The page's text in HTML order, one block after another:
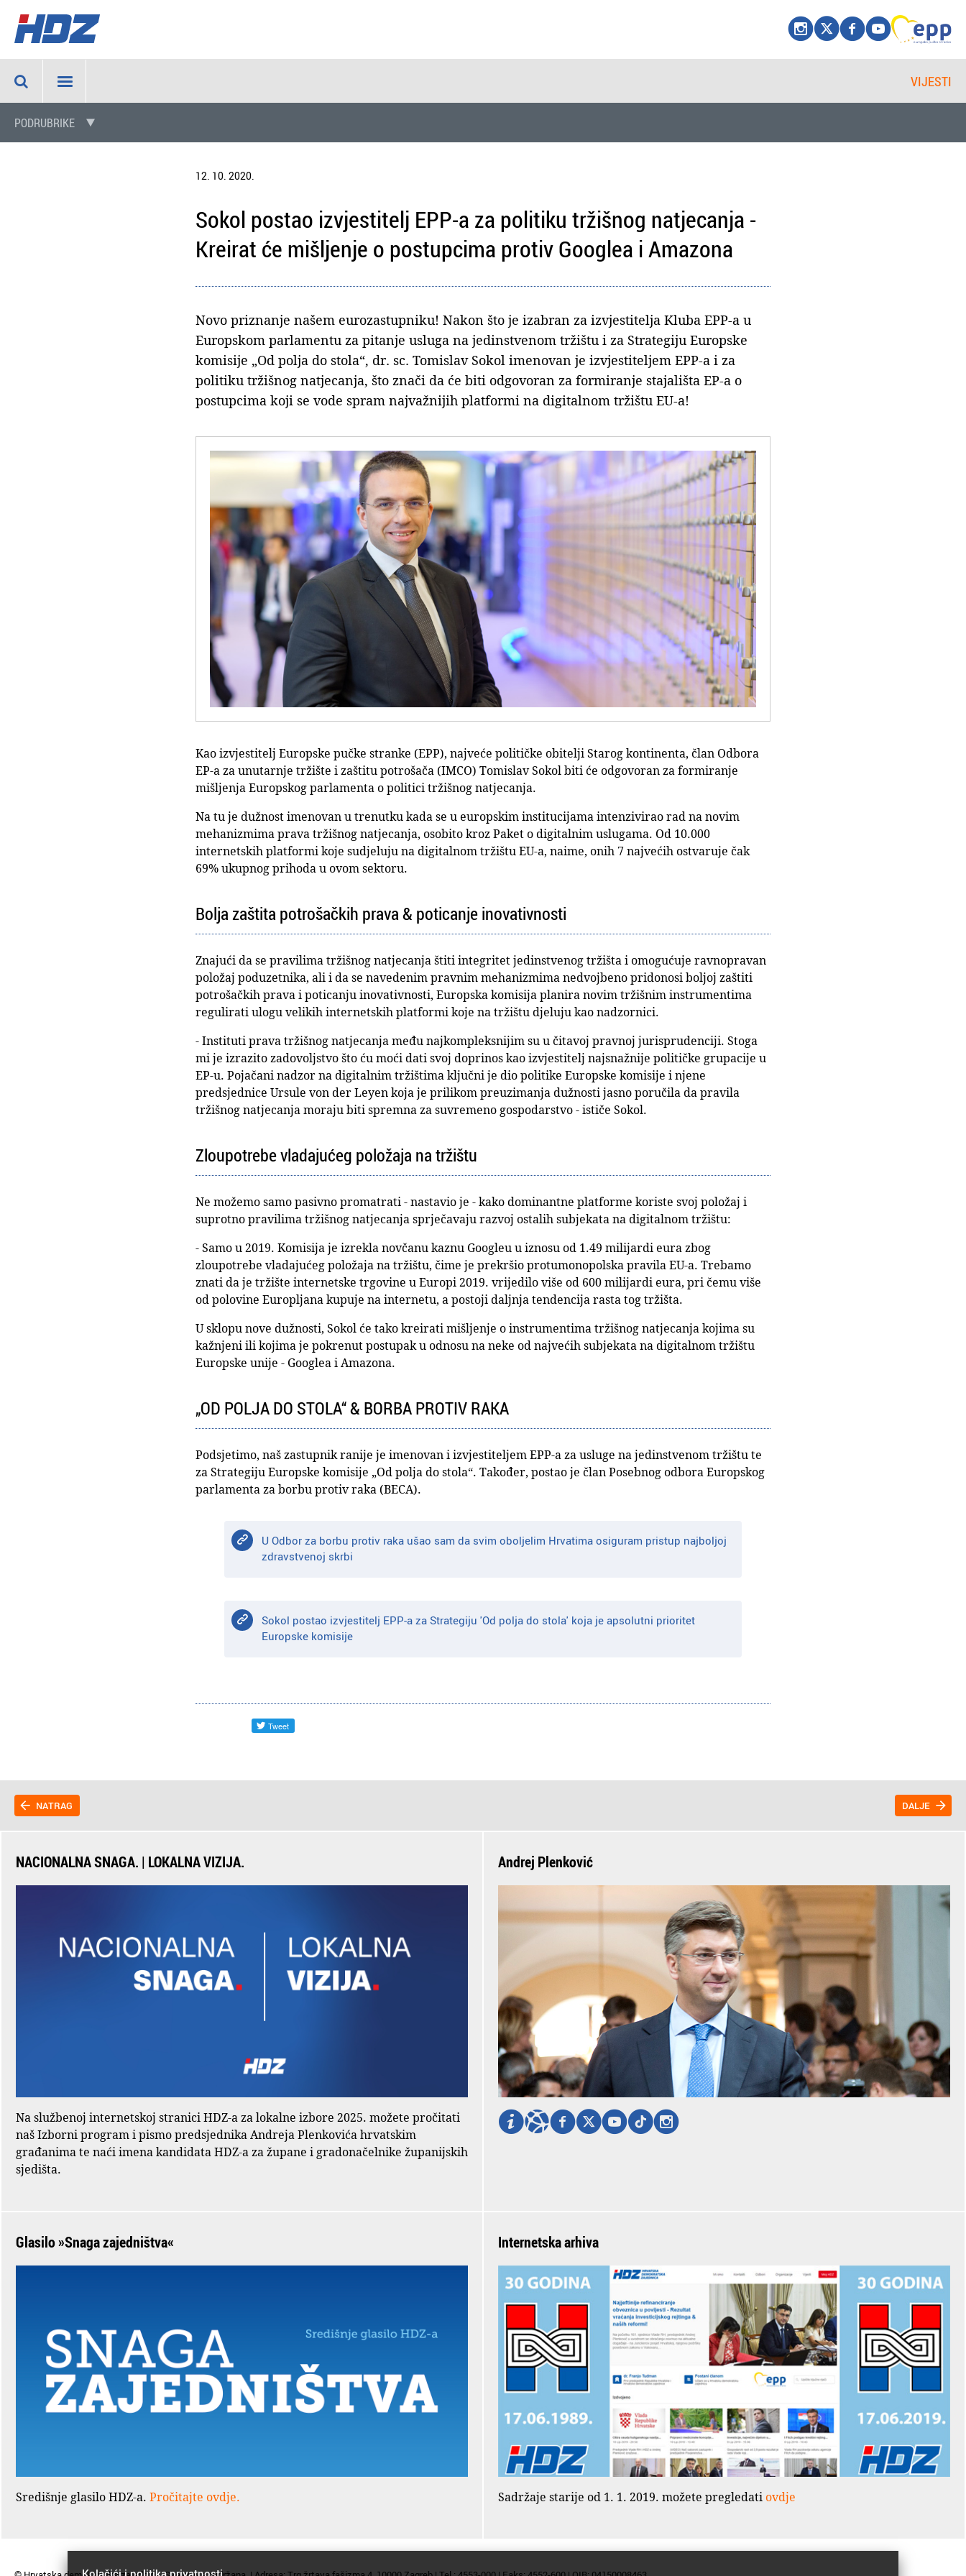
VIJESTI
PODRUBRIKE
12. 10. 2020.
Sokol postao izvjestitelj EPP-a za politiku tržišnog natjecanja -
Kreirat će mišljenje o postupcima protiv Googlea i Amazona
Novo priznanje našem eurozastupniku! Nakon što je izabran za izvjestitelja Kluba EPP-a u
Europskom parlamentu za pitanje usluga na jedinstvenom tržištu i za Strategiju Europske
komisije „Od polja do stola“, dr. sc. Tomislav Sokol imenovan je izvjestiteljem EPP-a i za
politiku tržišnog natjecanja, što znači da će biti odgovoran za formiranje stajališta EP-a o
postupcima koji se vode spram najvažnijih platformi na digitalnom tržištu EU-a!
Kao izvjestitelj Europske pučke stranke (EPP), najveće političke obitelji Starog kontinenta, član Odbora
EP-a za unutarnje tržište i zaštitu potrošača (IMCO) Tomislav Sokol biti će odgovoran za formiranje
mišljenja Europskog parlamenta o politici tržišnog natjecanja.
Na tu je dužnost imenovan u trenutku kada se u europskim institucijama intenzivirao rad na novim
mehanizmima prava tržišnog natjecanja, osobito kroz Paket o digitalnim uslugama. Od 10.000
internetskih platformi koje sudjeluju na digitalnom tržištu EU-a, naime, onih 7 najvećih ostvaruje čak
69% ukupnog prihoda u ovom sektoru.
Bolja zaštita potrošačkih prava & poticanje inovativnosti
Znajući da se pravilima tržišnog natjecanja štiti integritet jedinstvenog tržišta i omogućuje ravnopravan
položaj poduzetnika, ali i da se navedenim pravnim mehanizmima nedvojbeno pridonosi boljoj zaštiti
potrošačkih prava i poticanju inovativnosti, Europska komisija planira novim tržišnim instrumentima
regulirati ulogu velikih internetskih platformi koje na tržištu djeluju kao nadzornici.
- Instituti prava tržišnog natjecanja među najkompleksnijim su u čitavoj pravnoj jurisprudenciji. Stoga
mi je izrazito zadovoljstvo što ću moći dati svoj doprinos kao izvjestitelj najsnažnije političke grupacije u
EP-u. Pojačani nadzor na digitalnim tržištima ključni je dio politike Europske komisije i njene
predsjednice Ursule von der Leyen koja je prilikom preuzimanja dužnosti jasno poručila da pravila
tržišnog natjecanja moraju biti spremna za suvremeno gospodarstvo - ističe Sokol.
Zloupotrebe vladajućeg položaja na tržištu
Ne možemo samo pasivno promatrati - nastavio je - kako dominantne platforme koriste svoj položaj i
suprotno pravilima tržišnog natjecanja sprječavaju razvoj ostalih subjekata na digitalnom tržištu:
- Samo u 2019. Komisija je izrekla novčanu kaznu Googleu u iznosu od 1.49 milijardi eura zbog
zloupotrebe vladajućeg položaja na tržištu, čime je prekršio protumonopolska pravila EU-a. Trebamo
znati da je tržište internetske trgovine u Europi 2019. vrijedilo više od 600 milijardi eura, pri čemu više
od polovine Europljana kupuje na internetu, a postoji daljnja tendencija rasta tog tržišta.
U sklopu nove dužnosti, Sokol će tako kreirati mišljenje o instrumentima tržišnog natjecanja kojima su
kažnjeni ili kojima je pokrenut postupak u odnosu na neke od najvećih subjekata na digitalnom tržištu
Europske unije - Googlea i Amazona.
„OD POLJA DO STOLA“ & BORBA PROTIV RAKA
Podsjetimo, naš zastupnik ranije je imenovan i izvjestiteljem EPP-a za usluge na jedinstvenom tržištu te
za Strategiju Europske komisije „Od polja do stola“. Također, postao je član Posebnog odbora Europskog
parlamenta za borbu protiv raka (BECA).
U Odbor za borbu protiv raka ušao sam da svim oboljelim Hrvatima osiguram pristup najboljoj
zdravstvenoj skrbi
Sokol postao izvjestitelj EPP-a za Strategiju 'Od polja do stola' koja je apsolutni prioritet
Europske komisije
NATRAG DALJE
NACIONALNA SNAGA. | LOKALNA VIZIJA.
Na službenoj internetskoj stranici HDZ-a za lokalne izbore 2025. možete pročitati
naš Izborni program i pismo predsjednika Andreja Plenkovića hrvatskim
građanima te naći imena kandidata HDZ-a za župane i gradonačelnike županijskih
sjedišta.
Andrej Plenković
Glasilo »Snaga zajedništva«
Središnje glasilo HDZ-a. Pročitajte ovdje.
Internetska arhiva
Sadržaje starije od 1. 1. 2019. možete pregledati ovdje
Kolačići i politika privatnosti